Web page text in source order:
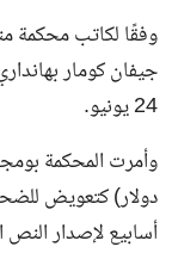
وفقًا لكاتب محكمة
جيفان كومار
24 يونيو.
دولار) كتعويض
أسابيع لإصدار النص